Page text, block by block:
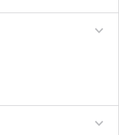
expand_more
expand_more